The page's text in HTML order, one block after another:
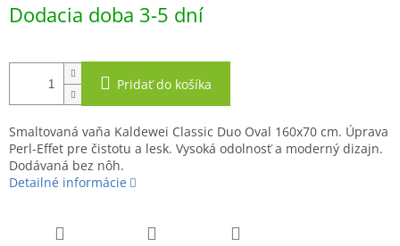
cena:
Dodacia doba 3-5 dní
Pridať do košíka
Smaltovaná vaňa Kaldewei Classic Duo Oval 160x70 cm. Úprava
Perl-Effet pre čistotu a lesk. Vysoká odolnosť a moderný dizajn.
Dodávaná bez nôh.
Detailné informácie